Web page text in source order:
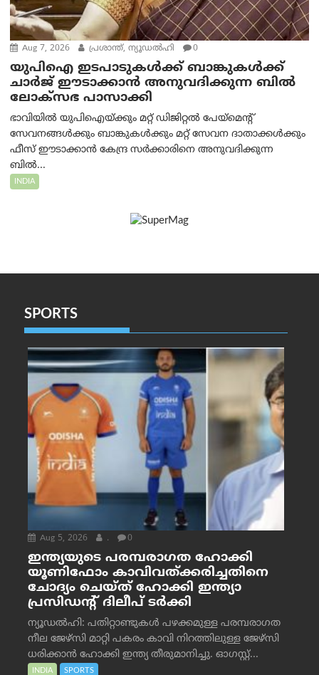
Aug 7, 2026 പ്രശാന്ത്, ന്യൂഡല്‍ഹി 0
യുപിഐ ഇടപാടുകൾക്ക് ബാങ്കുകൾക്ക്
ചാർജ് ഈടാക്കാൻ അനുവദിക്കുന്ന ബിൽ
ലോക്‌സഭ പാസാക്കി
ഭാവിയിൽ യുപിഐയ്ക്കും മറ്റ് ഡിജിറ്റൽ പേയ്‌മെന്റ്
സേവനങ്ങൾക്കും ബാങ്കുകൾക്കും മറ്റ് സേവന ദാതാക്കൾക്കും
ഫീസ് ഈടാക്കാൻ കേന്ദ്ര സർക്കാരിനെ അനുവദിക്കുന്ന
ബിൽ...
INDIA
SPORTS
Aug 5, 2026 . 0
ഇന്ത്യയുടെ പരമ്പരാഗത ഹോക്കി
യൂണിഫോം കാവിവത്ക്കരിച്ചതിനെ
ചോദ്യം ചെയ്ത് ഹോക്കി ഇന്ത്യാ
പ്രസിഡന്റ് ദിലീപ് ടര്‍ക്കി
ന്യൂഡൽഹി: പതിറ്റാണ്ടുകൾ പഴക്കമുള്ള പരമ്പരാഗത
നീല ജേഴ്‌സി മാറ്റി പകരം കാവി നിറത്തിലുള്ള ജേഴ്‌സി
ധരിക്കാൻ ഹോക്കി ഇന്ത്യ തീരുമാനിച്ചു. ഓഗസ്റ്റ്...
INDIA SPORTS